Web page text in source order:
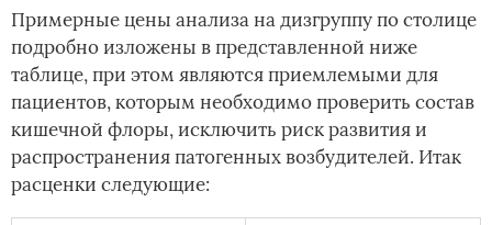
Примерные цены анализа на дизгруппу по столице
подробно изложены в представленной ниже
таблице, при этом являются приемлемыми для
пациентов, которым необходимо проверить состав
кишечной флоры, исключить риск развития и
распространения патогенных возбудителей. Итак
расценки следующие: